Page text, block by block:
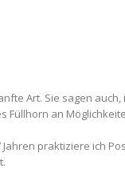
Art. Sie sagen
Füllhorn an
praktiziere ich